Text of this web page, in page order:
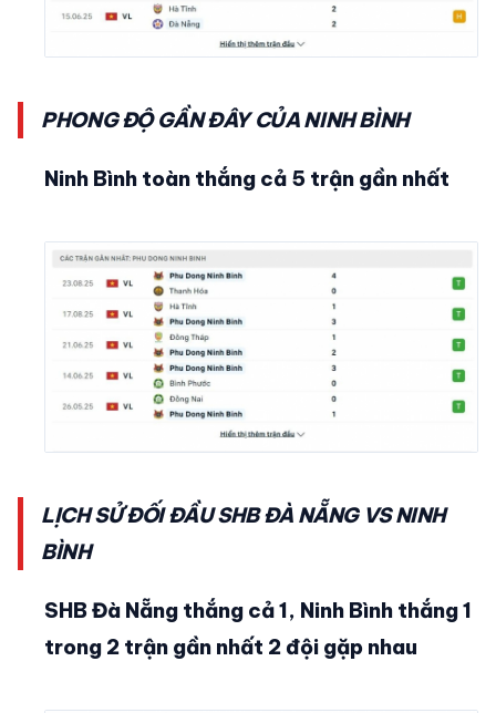
PHONG ĐỘ GẦN ĐÂY CỦA NINH BÌNH
Ninh Bình toàn thắng cả 5 trận gần nhất
LỊCH SỬ ĐỐI ĐẦU SHB ĐÀ NẴNG VS NINH
BÌNH
SHB Đà Nẵng thắng cả 1, Ninh Bình thắng 1
trong 2 trận gần nhất 2 đội gặp nhau